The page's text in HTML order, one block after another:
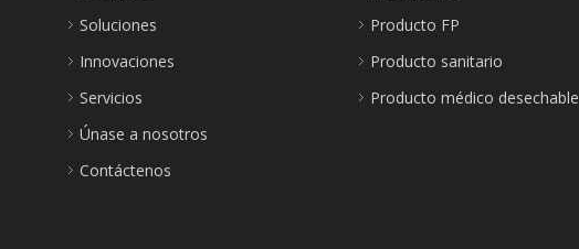
Soluciones
Innovaciones
Servicios
Únase a nosotros
Contáctenos
Producto FP
Producto sanitario
Producto médico desechable